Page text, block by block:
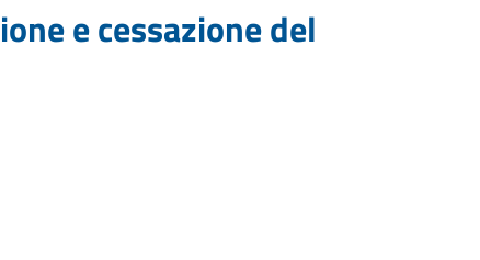
e cessazione del